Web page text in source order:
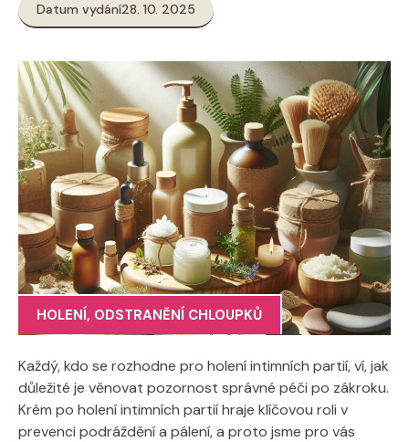
Datum vydání28. 10. 2025
HOLENÍ, ODSTRANĚNÍ CHLOUPKŮ
Každý, kdo se rozhodne pro holení intimních partií, ví, jak
důležité je věnovat pozornost správné péči po zákroku.
Krém po holení intimních partií hraje klíčovou roli v
prevenci podráždění a pálení, a proto jsme pro vás